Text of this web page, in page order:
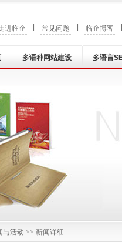
进临企 常见问题 临企博客
多语种网站建设 多语言
与活动 >> 新闻详细